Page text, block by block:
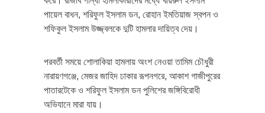
পায়েল বাধন, শরিফুল ইসলাম ডন, রোহান ইমতিয়াজ স্বপন ও
শফিকুল ইসলাম উজ্জ্বলকে দুটি হামলার দায়িত্ব দেয়।
পরবর্তী সময়ে শোলাকিয়া হামলায় অংশ নেওয়া তামিম চৌধুরী
নারায়ণগঞ্জে, মেজর জাহিদ ঢাকার রূপনগরে, আকাশ গাজীপুরের
পাতারটেকে ও শরিফুল ইসলাম ডন পুলিশের জঙ্গিবিরোধী
অভিযানে মারা যায়।